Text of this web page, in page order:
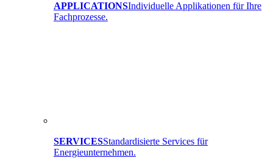
APPLICATIONSIndividuelle Applikationen für Ihre
Fachprozesse.
SERVICESStandardisierte Services für
Energieunternehmen.